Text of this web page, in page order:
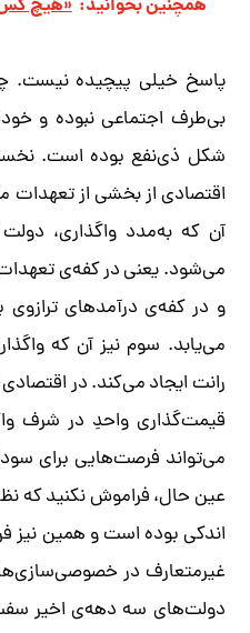
همچنین بخوانید: «هیچ کس
پاسخ خیلی پیچیده نیست.
بی‌طرف اجتماعی نبوده و
شکل ذی‌نفع بوده است.
اقتصادی از بخشی از تعهدات
آن که به‌مدد واگذاری، دولت
می‌شود. یعنی در کفه‌ی
و در کفه‌ی درآمدهای ترازوی
می‌یابد. سوم نیز آن که
رانت ایجاد می‌کند. در
قیمت‌گذاری واحدِ در شرف
می‌تواند فرصت‌هایی برای
عین حال، فراموش نکنید که
اندکی بوده است و همین
غیرمتعارف در
دولت‌های سه دهه‌ی اخیر